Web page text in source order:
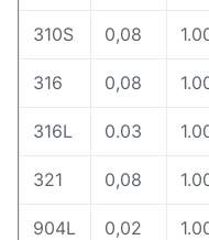
310S 0,08
316 0,08
316L 0.03
321 0,08
904L 0,02